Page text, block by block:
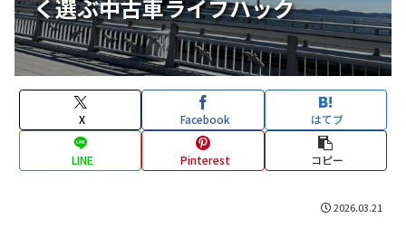
く選ぶ中古車ライフハック
X Facebook はてブ
LINE Pinterest コピー
2026.03.21